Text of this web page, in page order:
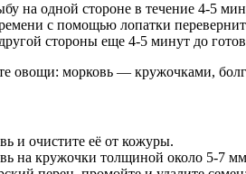
на одной стороне в течение 4-5
с помощью лопатки
стороны еще 4-5 минут до
овощи: морковь — кружочками,
и очистите её от кожуры.
на кружочки толщиной около 5-7